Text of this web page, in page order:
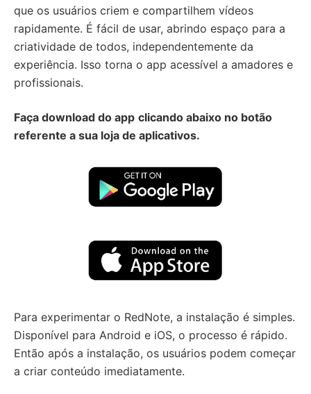
que os usuários criem e compartilhem vídeos
rapidamente. É fácil de usar, abrindo espaço para a
criatividade de todos, independentemente da
experiência. Isso torna o app acessível a amadores e
profissionais.
Faça download do app clicando abaixo no botão
referente a sua loja de aplicativos.
Para experimentar o RedNote, a instalação é simples.
Disponível para Android e iOS, o processo é rápido.
Então após a instalação, os usuários podem começar
a criar conteúdo imediatamente.